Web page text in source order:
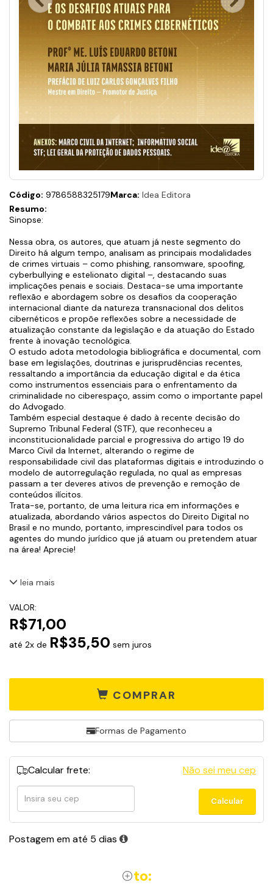
Código: 9786588325179Marca: Idea Editora
Resumo:
Sinopse:
Nessa obra, os autores, que atuam já neste segmento do
Direito há algum tempo, analisam as principais modalidades
de crimes virtuais – como phishing, ransomware, spoofing,
cyberbullying e estelionato digital –, destacando suas
implicações penais e sociais. Destaca-se uma importante
reflexão e abordagem sobre os desafios da cooperação
internacional diante da natureza transnacional dos delitos
cibernéticos e propõe reflexões sobre a necessidade de
atualização constante da legislação e da atuação do Estado
frente à inovação tecnológica.
O estudo adota metodologia bibliográfica e documental, com
base em legislações, doutrinas e jurisprudências recentes,
ressaltando a importância da educação digital e da ética
como instrumentos essenciais para o enfrentamento da
criminalidade no ciberespaço, assim como o importante papel
do Advogado.
Também especial destaque é dado à recente decisão do
Supremo Tribunal Federal (STF), que reconheceu a
inconstitucionalidade parcial e progressiva do artigo 19 do
Marco Civil da Internet, alterando o regime de
responsabilidade civil das plataformas digitais e introduzindo o
modelo de autorregulação regulada, no qual as empresas
passam a ter deveres ativos de prevenção e remoção de
conteúdos ilícitos.
Trata-se, portanto, de uma leitura rica em informações e
atualizada, abordando vários aspectos do Direito Digital no
Brasil e no mundo, portanto, imprescindível para todos os
agentes do mundo jurídico que já atuam ou pretendem atuar
na área! Aprecie!
leia mais
VALOR:
R$71,00
até 2x de R$35,50 sem juros
COMPRAR
Formas de Pagamento
Calcular frete: Não sei meu cep
Calcular
frete
Calcular
Postagem em até 5 dias
to: